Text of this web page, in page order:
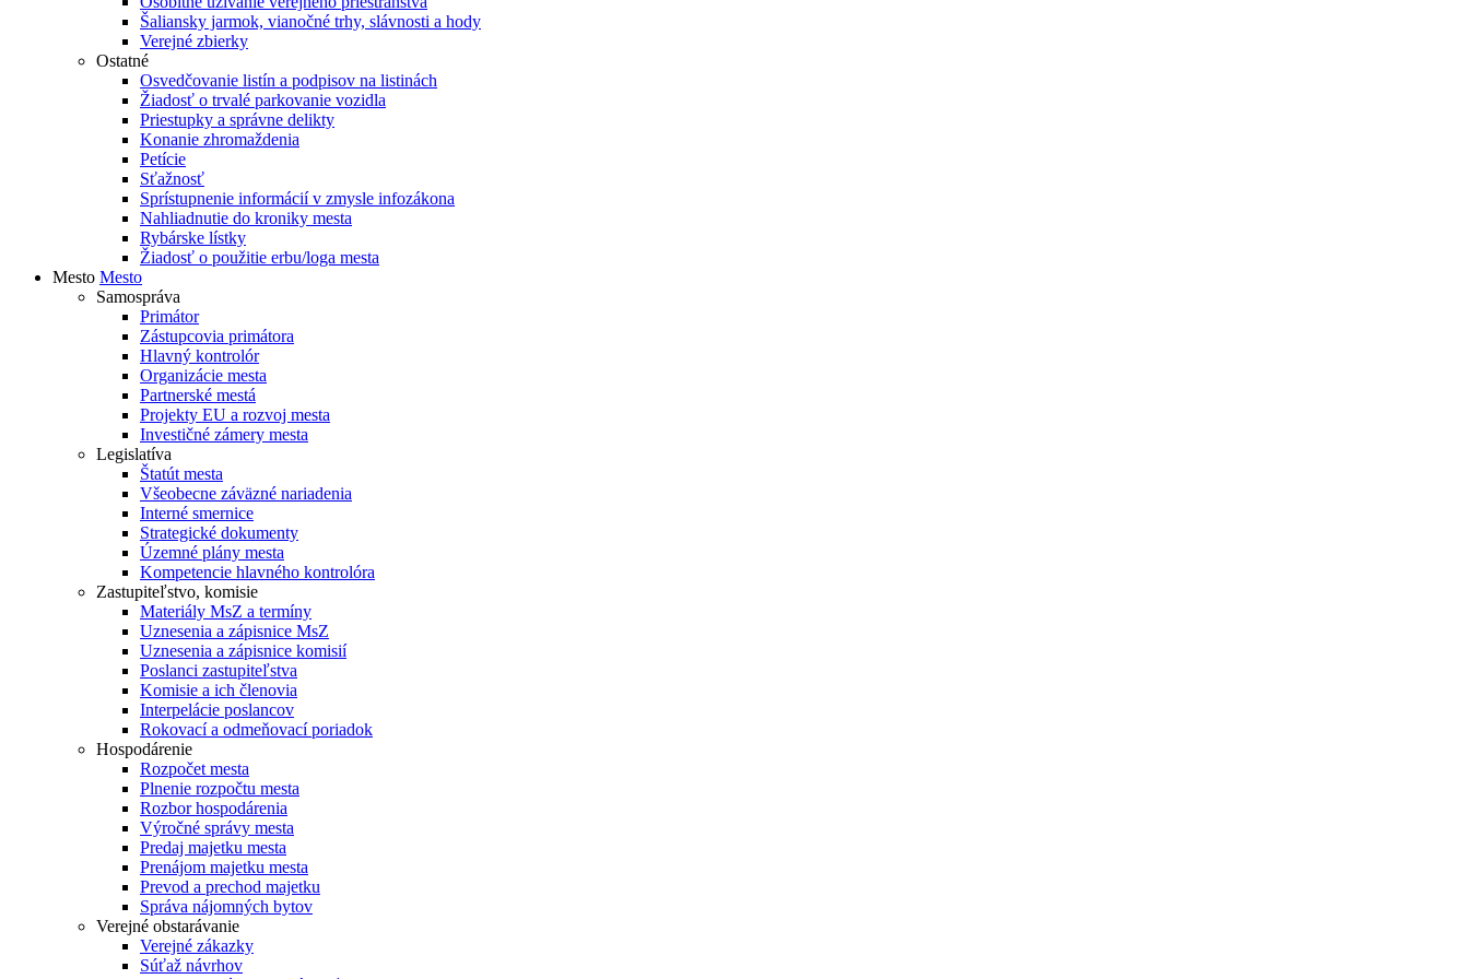
Šaliansky jarmok, vianočné trhy, slávnosti a hody
Verejné zbierky
Ostatné
Osvedčovanie listín a podpisov na listinách
Žiadosť o trvalé parkovanie vozidla
Priestupky a správne delikty
Konanie zhromaždenia
Petície
Sťažnosť
Sprístupnenie informácií v zmysle infozákona
Nahliadnutie do kroniky mesta
Rybárske lístky
Žiadosť o použitie erbu/loga mesta
Mesto Mesto
Samospráva
Primátor
Zástupcovia primátora
Hlavný kontrolór
Organizácie mesta
Partnerské mestá
Projekty EU a rozvoj mesta
Investičné zámery mesta
Legislatíva
Štatút mesta
Všeobecne záväzné nariadenia
Interné smernice
Strategické dokumenty
Územné plány mesta
Kompetencie hlavného kontrolóra
Zastupiteľstvo, komisie
Materiály MsZ a termíny
Uznesenia a zápisnice MsZ
Uznesenia a zápisnice komisií
Poslanci zastupiteľstva
Komisie a ich členovia
Interpelácie poslancov
Rokovací a odmeňovací poriadok
Hospodárenie
Rozpočet mesta
Plnenie rozpočtu mesta
Rozbor hospodárenia
Výročné správy mesta
Predaj majetku mesta
Prenájom majetku mesta
Prevod a prechod majetku
Správa nájomných bytov
Verejné obstarávanie
Verejné zákazky
Súťaž návrhov